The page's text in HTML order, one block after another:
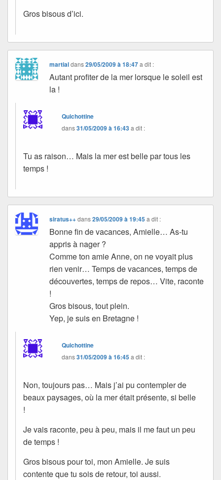
Gros bisous d’ici.
martialdans29/05/2009 à 18:47 a dit :
Autant profiter de la mer lorsque le soleil est
la !
Quichottine
dans31/05/2009 à 16:43a dit :
Tu as raison… Mais la mer est belle par tous les
temps !
siratus++dans29/05/2009 à 19:45 a dit :
Bonne fin de vacances, Amielle… As-tu
appris à nager ?
Comme ton amie Anne, on ne voyait plus
rien venir… Temps de vacances, temps de
découvertes, temps de repos… Vite, raconte
!
Gros bisous, tout plein.
Yep, je suis en Bretagne !
Quichottine
dans31/05/2009 à 16:45a dit :
Non, toujours pas… Mais j’ai pu contempler de
beaux paysages, où la mer était présente, si belle
!
Je vais raconte, peu à peu, mais il me faut un peu
de temps !
Gros bisous pour toi, mon Amielle. Je suis
contente que tu sois de retour, toi aussi.